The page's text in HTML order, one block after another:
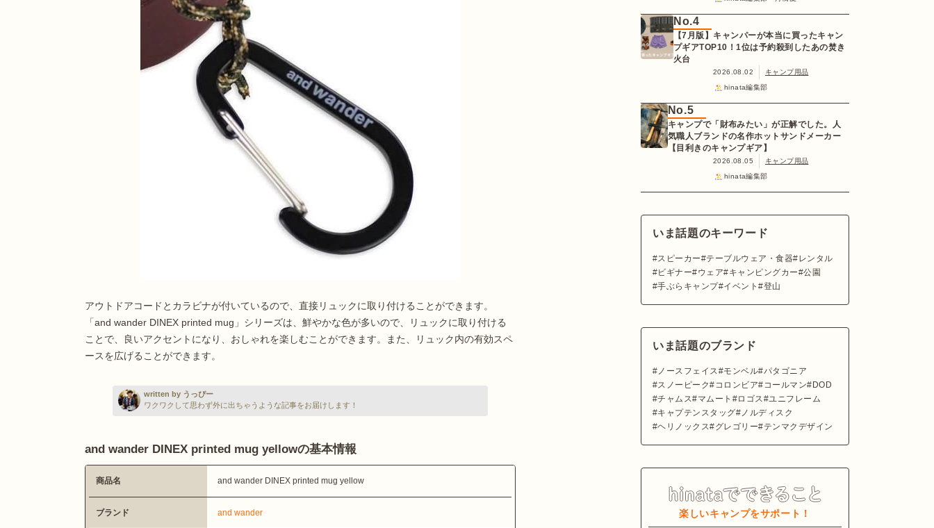
アウトドアコードとカラビナが付いているので、直接リュックに取り付けることができます。
「and wander DINEX printed mug」シリーズは、鮮やかな色が多いので、リュックに取り付ける
ことで、良いアクセントになり、おしゃれを楽しむことができます。また、リュック内の有効スペ
ースを広げることができます。
written by うっぴー
ワクワクして思わず外に出ちゃうような記事をお届けします！
and wander DINEX printed mug yellowの基本情報
商品名 and wander DINEX printed mug yellow
ブランド and wander
No.4
【7月版】キャンパーが本当に買ったキャン
プギアTOP10！1位は予約殺到したあの焚き
火台
2026.08.02
キャンプ用品
hinata編集部
No.5
キャンプで「財布みたい」が正解でした。人
気職人ブランドの名作ホットサンドメーカー
【目利きのキャンプギア】
2026.08.05
キャンプ用品
hinata編集部
いま話題のキーワード
スピーカー テーブルウェア・食器
レンタル
ビギナー
ウェア キャンピングカー
公園
手ぶらキャンプ イベント 登山
いま話題のブランド
ノースフェイス モンベル パタゴニア
スノーピーク
コロンビア コールマン
DOD
チャムス
マムート ロゴス
ユニフレーム
キャプテンスタッグ
ノルディスク
ヘリノックス
グレゴリー テンマクデザイン
楽しいキャンプをサポート！